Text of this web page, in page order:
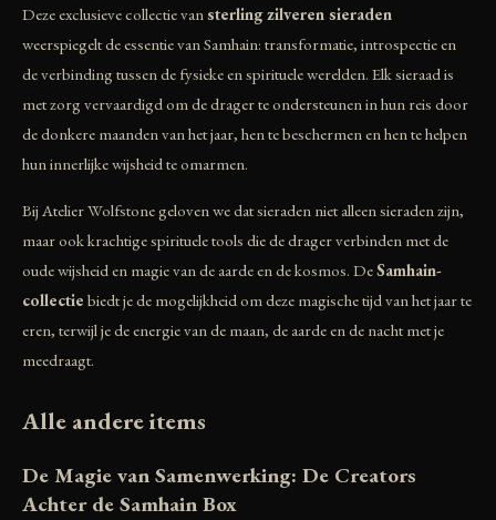
Deze exclusieve collectie van sterling zilveren sieraden
weerspiegelt de essentie van Samhain: transformatie, introspectie en
de verbinding tussen de fysieke en spirituele werelden. Elk sieraad is
met zorg vervaardigd om de drager te ondersteunen in hun reis door
de donkere maanden van het jaar, hen te beschermen en hen te helpen
hun innerlijke wijsheid te omarmen.
Bij Atelier Wolfstone geloven we dat sieraden niet alleen sieraden zijn,
maar ook krachtige spirituele tools die de drager verbinden met de
oude wijsheid en magie van de aarde en de kosmos. DeSamhain-
collectie biedt je de mogelijkheid om deze magische tijd van het jaar te
eren, terwijl je de energie van de maan, de aarde en de nacht met je
meedraagt.
Alle andere items
De Magie van Samenwerking: De Creators
Achter de Samhain Box